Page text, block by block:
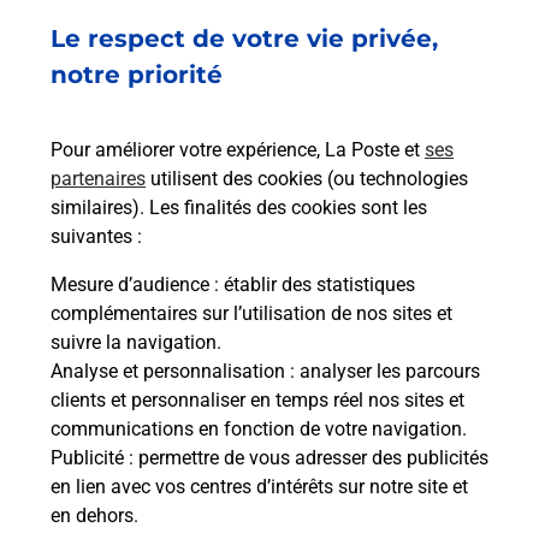
Le respect de votre vie privée,
notre priorité
Pour améliorer votre expérience, La Poste et ses
partenaires utilisent des cookies (ou technologies
similaires). Les finalités des cookies sont les
suivantes :
Mesure d’audience : établir des statistiques
complémentaires sur l’utilisation de nos sites et
suivre la navigation.
Analyse et personnalisation : analyser les parcours
clients et personnaliser en temps réel nos sites et
communications en fonction de votre navigation.
Publicité : permettre de vous adresser des publicités
en lien avec vos centres d’intérêts sur notre site et
en dehors.